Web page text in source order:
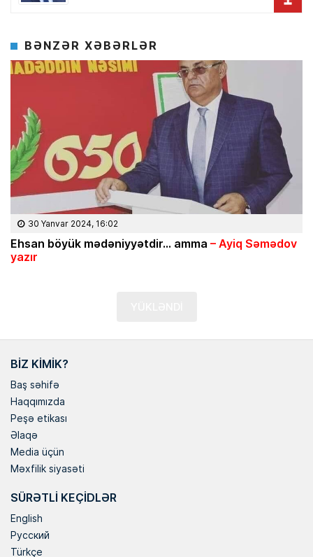
BƏNZƏR XƏBƏRLƏR
30 Yanvar 2024, 16:02
Ehsan böyük mədəniyyətdir… amma – Ayiq Səmədov
yazır
BIZ KIMIK?
Baş səhifə
Haqqımızda
Peşə etikası
Əlaqə
Media üçün
Məxfilik siyasəti
SÜRƏTLI KEÇIDLƏR
English
Русский
Türkçe